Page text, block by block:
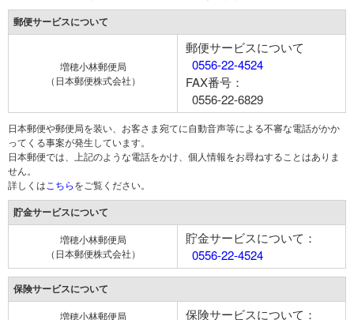
郵便サービスについて
増穂小林郵便局
（日本郵便株式会社）
郵便サービスについて
0556-22-4524
FAX番号：
0556-22-6829
日本郵便や郵便局を装い、お客さま宛てに自動音声等による不審な電話がかか
ってくる事案が発生しています。
日本郵便では、上記のような電話をかけ、個人情報をお尋ねすることはありま
せん。
詳しくは こちらをご覧ください。
貯金サービスについて
増穂小林郵便局
（日本郵便株式会社）
貯金サービスについて：
0556-22-4524
保険サービスについて
増穂小林郵便局
保険サービスについて：